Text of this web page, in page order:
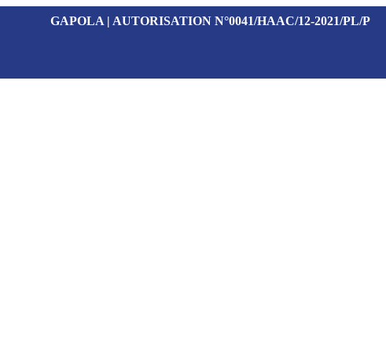
GAPOLA | AUTORISATION N°0041/HAAC/12-2021/PL/P